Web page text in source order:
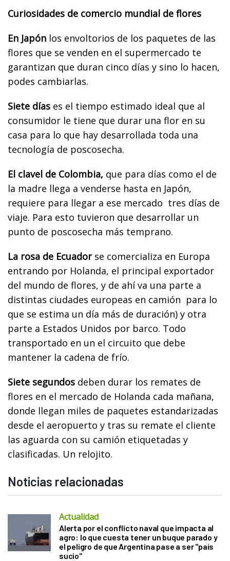
Curiosidades de comercio mundial de flores
En Japón los envoltorios de los paquetes de las
flores que se venden en el supermercado te
garantizan que duran cinco días y sino lo hacen,
podes cambiarlas.
Siete días es el tiempo estimado ideal que al
consumidor le tiene que durar una flor en su
casa para lo que hay desarrollada toda una
tecnología de poscosecha.
El clavel de Colombia, que para días como el de
la madre llega a venderse hasta en Japón,
requiere para llegar a ese mercado tres días de
viaje. Para esto tuvieron que desarrollar un
punto de poscosecha más temprano.
La rosa de Ecuadorse comercializa en Europa
entrando por Holanda, el principal exportador
del mundo de flores, y de ahí va una parte a
distintas ciudades europeas en camión para lo
que se estima un día más de duración) y otra
parte a Estados Unidos por barco. Todo
transportado en un el circuito que debe
mantener la cadena de frío.
Siete segundos deben durar los remates de
flores en el mercado de Holanda cada mañana,
donde llegan miles de paquetes estandarizadas
desde el aeropuerto y tras su remate el cliente
las aguarda con su camión etiquetadas y
clasificadas. Un relojito.
Noticias relacionadas
Actualidad
Alerta por el conflicto naval que impacta al
agro: lo que cuesta tener un buque parado y
el peligro de que Argentina pase a ser "país
sucio"